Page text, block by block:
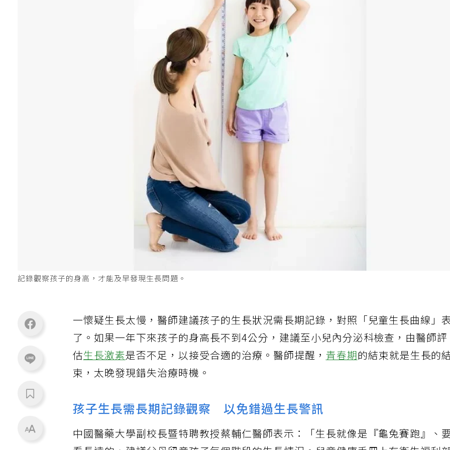
記錄觀察孩子的身高，才能及早發現生長問題。
一懷疑生長太慢，醫師建議孩子的生長狀況需長期記錄，對照「兒童生長曲線」
了。如果一年下來孩子的身高長不到4公分，建議至小兒內分泌科檢查，由醫師評
估生長激素是否不足，以接受合適的治療。醫師提醒，青春期的結束就是生長的
束，太晚發現錯失治療時機。
孩子生長需長期記錄觀察 以免錯過生長警訊
中國醫藥大學副校長暨特聘教授蔡輔仁醫師表示：「生長就像是『龜兔賽跑』、